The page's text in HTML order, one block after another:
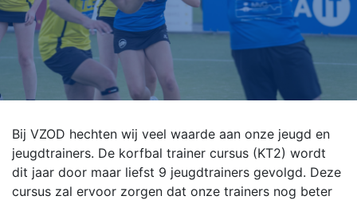
Bij VZOD hechten wij veel waarde aan onze jeugd en
jeugdtrainers. De korfbal trainer cursus (KT2) wordt
dit jaar door maar liefst 9 jeugdtrainers gevolgd. Deze
cursus zal ervoor zorgen dat onze trainers nog beter